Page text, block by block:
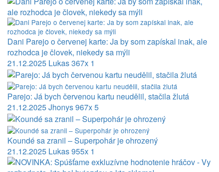
Dani Parejo o červenej karte: Ja by som zapískal inak, ale
rozhodca je človek, niekedy sa mýli
21.12.2025 Lukas367x 1
Parejo: Já bych červenou kartu neudělil, stačila žlutá
21.12.2025Jhonys967x5
Koundé sa zranil – Superpohár je ohrozený
21.12.2025 Lukas955x 1